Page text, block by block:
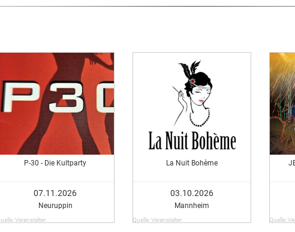
P-30 - Die Kultparty
07.11.2026
Neuruppin
Veranstalter
La Nuit Bohème
03.10.2026
Mannheim
Quelle: Veranstalter Quelle: